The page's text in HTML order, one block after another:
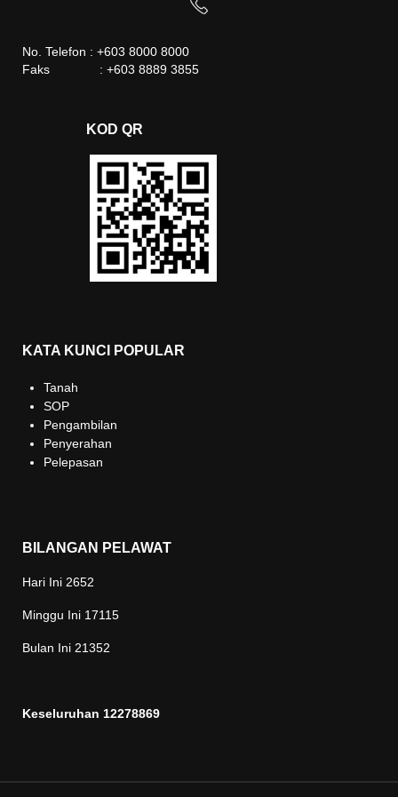
No. Telefon : +603 8000 8000
Faks : +603 8889 3855
KOD QR
KATA KUNCI POPULAR
Tanah
SOP
Pengambilan
Penyerahan
Pelepasan
BILANGAN PELAWAT
Hari Ini 2652
Minggu Ini 17115
Bulan Ini 21352
Keseluruhan 12278869